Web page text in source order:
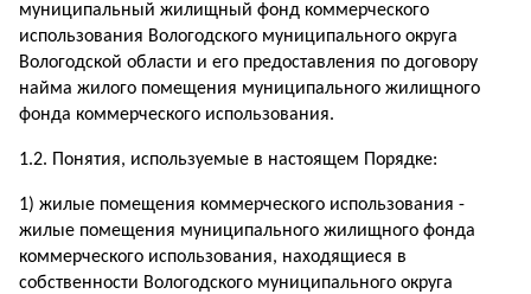
муниципальный жилищный фонд коммерческого
использования Вологодского муниципального округа
Вологодской области и его предоставления по договору
найма жилого помещения муниципального жилищного
фонда коммерческого использования.
1.2. Понятия, используемые в настоящем Порядке:
1) жилые помещения коммерческого использования -
жилые помещения муниципального жилищного фонда
коммерческого использования, находящиеся в
собственности Вологодского муниципального округа